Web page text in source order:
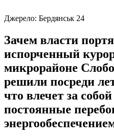
Джерело: Бердянськ 24
Зачем власти
испорченный
микрорайоне
решили посреди
что влечет за
постоянные